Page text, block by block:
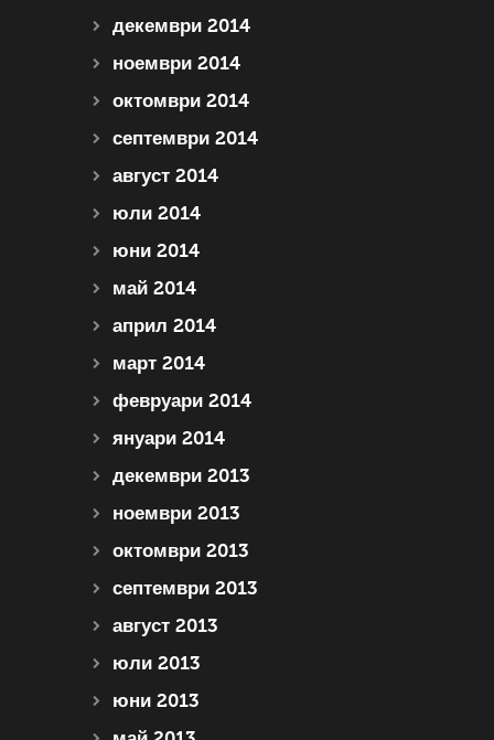
декември 2014
ноември 2014
октомври 2014
септември 2014
август 2014
юли 2014
юни 2014
май 2014
април 2014
март 2014
февруари 2014
януари 2014
декември 2013
ноември 2013
октомври 2013
септември 2013
август 2013
юли 2013
юни 2013